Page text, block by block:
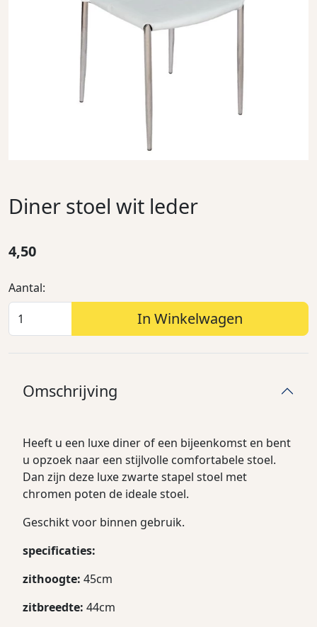
Diner stoel wit leder
4,50
Aantal:
In Winkelwagen
Omschrijving
Heeft u een luxe diner of een bijeenkomst en bent
u opzoek naar een stijlvolle comfortabele stoel.
Dan zijn deze luxe zwarte stapel stoel met
chromen poten de ideale stoel.
Geschikt voor binnen gebruik.
specificaties:
zithoogte: 45cm
zitbreedte: 44cm